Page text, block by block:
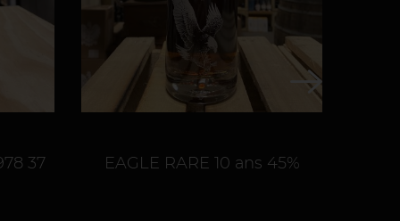
37
EAGLE RARE 10 ans 45%